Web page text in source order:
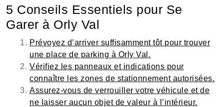
5 Conseils Essentiels pour Se
Garer à Orly Val
Prévoyez d’arriver suffisamment tôt pour trouver
une place de parking à Orly Val.
Vérifiez les panneaux et indications pour
connaître les zones de stationnement autorisées.
Assurez-vous de verrouiller votre véhicule et de
ne laisser aucun objet de valeur à l’intérieur.